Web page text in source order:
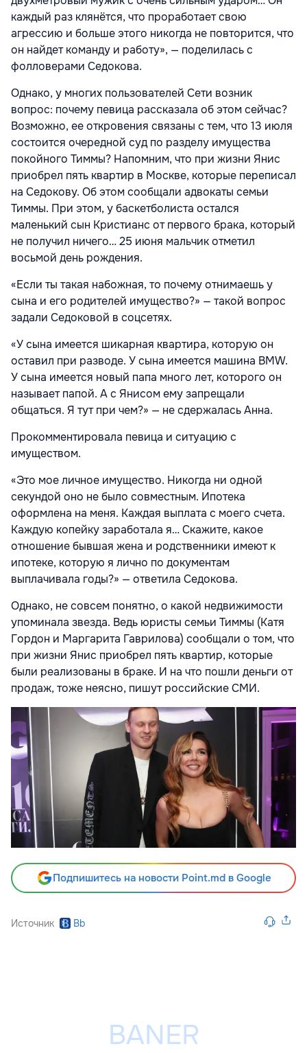
каждый раз клянётся, что проработает свою
агрессию и больше этого никогда не повторится, что
он найдет команду и работу», — поделилась с
фолловерами Седокова.
Однако, у многих пользователей Сети возник
вопрос: почему певица рассказала об этом сейчас?
Возможно, ее откровения связаны с тем, что 13 июля
состоится очередной суд по разделу имущества
покойного Тиммы? Напомним, что при жизни Янис
приобрел пять квартир в Москве, которые переписал
на Седокову. Об этом сообщали адвокаты семьи
Тиммы. При этом, у баскетболиста остался
маленький сын Кристианс от первого брака, который
не получил ничего… 25 июня мальчик отметил
восьмой день рождения.
«Если ты такая набожная, то почему отнимаешь у
сына и его родителей имущество?» — такой вопрос
задали Седоковой в соцсетях.
«У сына имеется шикарная квартира, которую он
оставил при разводе. У сына имеется машина BMW.
У сына имеется новый папа много лет, которого он
называет папой. А с Янисом ему запрещали
общаться. Я тут при чем?» — не сдержалась Анна.
Прокомментировала певица и ситуацию с
имуществом.
«Это мое личное имущество. Никогда ни одной
секундой оно не было совместным. Ипотека
оформлена на меня. Каждая выплата с моего счета.
Каждую копейку заработала я… Скажите, какое
отношение бывшая жена и родственники имеют к
ипотеке, которую я лично по документам
выплачивала годы?» — ответила Седокова.
Однако, не совсем понятно, о какой недвижимости
упоминала звезда. Ведь юристы семьи Тиммы (Катя
Гордон и Маргарита Гаврилова) сообщали о том, что
при жизни Янис приобрел пять квартир, которые
были реализованы в браке. И на что пошли деньги от
продаж, тоже неясно, пишут российские СМИ.
Подпишитесь на новости Point.md в Google
Источник Bb